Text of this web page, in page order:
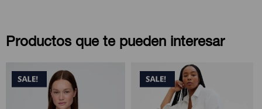
Productos que te pueden interesar